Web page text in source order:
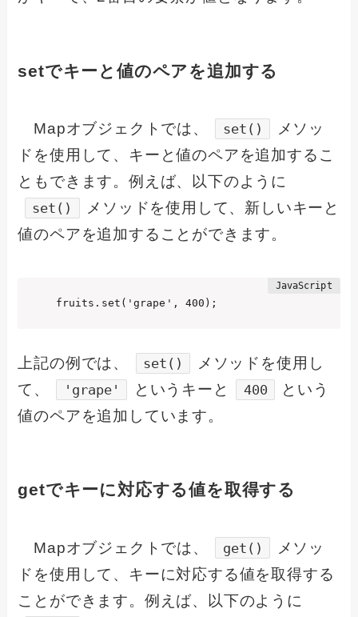
setでキーと値のペアを追加する
Mapオブジェクトでは、 set()
メソッ
ドを使用して、キーと値のペアを追加するこ
ともできます。例えば、以下のように
set()
メソッドを使用して、新しいキーと
値のペアを追加することができます。
fruits.set('grape', 400);
上記の例では、 set()
メソッドを使用し
て、
'grape' というキーと 400
という
値のペアを追加しています。
getでキーに対応する値を取得する
Mapオブジェクトでは、 get()
メソッ
ドを使用して、キーに対応する値を取得する
ことができます。例えば、以下のように